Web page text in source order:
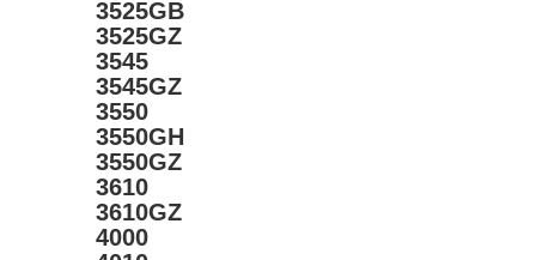
3525GB
3525GZ
3545
3545GZ
3550
3550GH
3550GZ
3610
3610GZ
4000